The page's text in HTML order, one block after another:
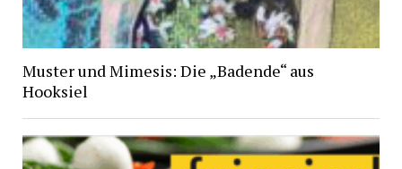
Muster und Mimesis: Die „Badende“ aus
Hooksiel